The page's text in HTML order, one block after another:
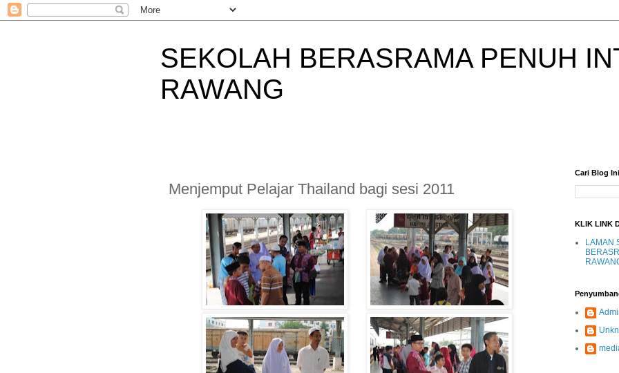
SEKOLAH BERASRAMA PENUH
RAWANG
Menjemput Pelajar Thailand bagi sesi 2011
Cari Blog Ini
KLIK LINK
LAMAN